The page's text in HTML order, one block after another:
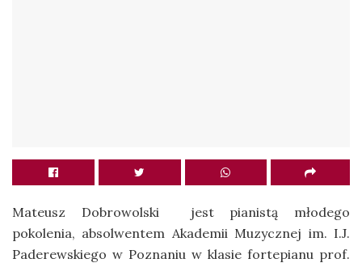
Mateusz Dobrowolski jest pianistą młodego
pokolenia, absolwentem Akademii Muzycznej im. I.J.
Paderewskiego w Poznaniu w klasie fortepianu prof.